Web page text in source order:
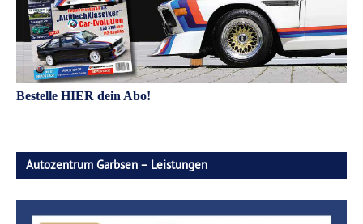
Bestelle HIER dein Abo!
Autozentrum Garbsen – Leistungen